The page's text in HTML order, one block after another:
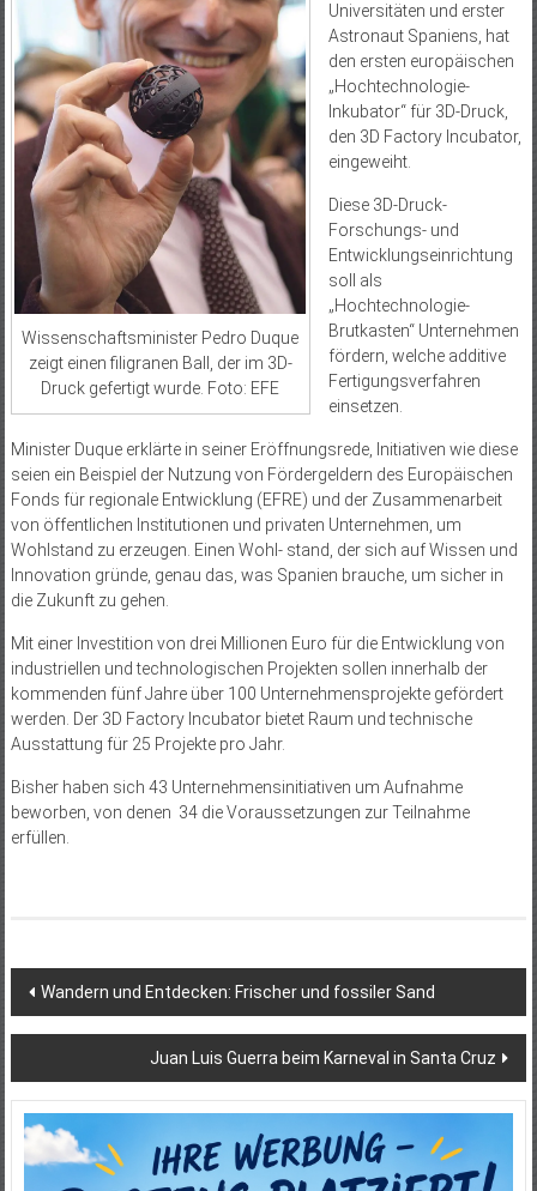
Wissenschaftsminister Pedro Duque
zeigt einen filigranen Ball, der im 3D-
Druck gefertigt wurde. Foto: EFE
Universitäten und erster
Astronaut Spaniens, hat
den ersten europäischen
„Hochtechnologie-
Inkubator“ für 3D-Druck,
den 3D Factory Incubator,
eingeweiht.
Diese 3D-Druck-
Forschungs- und
Entwicklungseinrichtung
soll als
„Hochtechnologie-
Brutkasten“ Unternehmen
fördern, welche additive
Fertigungsverfahren
einsetzen.
Minister Duque erklärte in seiner Eröffnungsrede, Initiativen wie diese
seien ein Beispiel der Nutzung von Fördergeldern des Europäischen
Fonds für regionale Entwicklung (EFRE) und der Zusammenarbeit
von öffentlichen Institutionen und privaten Unternehmen, um
Wohlstand zu erzeugen. Einen Wohl- stand, der sich auf Wissen und
Innovation gründe, genau das, was Spanien brauche, um sicher in
die Zukunft zu gehen.
Mit einer Investition von drei Millionen Euro für die Entwicklung von
industriellen und technologischen Projekten sollen innerhalb der
kommenden fünf Jahre über 100 Unternehmensprojekte gefördert
werden. Der 3D Factory Incubator bietet Raum und technische
Ausstattung für 25 Projekte pro Jahr.
Bisher haben sich 43 Unternehmensinitiativen um Aufnahme
beworben, von denen 34 die Voraussetzungen zur Teilnahme
erfüllen.
Beitragsnavigation
Wandern und Entdecken: Frischer und fossiler Sand
Juan Luis Guerra beim Karneval in Santa Cruz